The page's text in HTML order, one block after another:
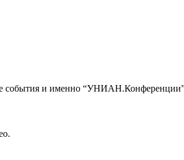
события и именно “УНИАН.Конференции”